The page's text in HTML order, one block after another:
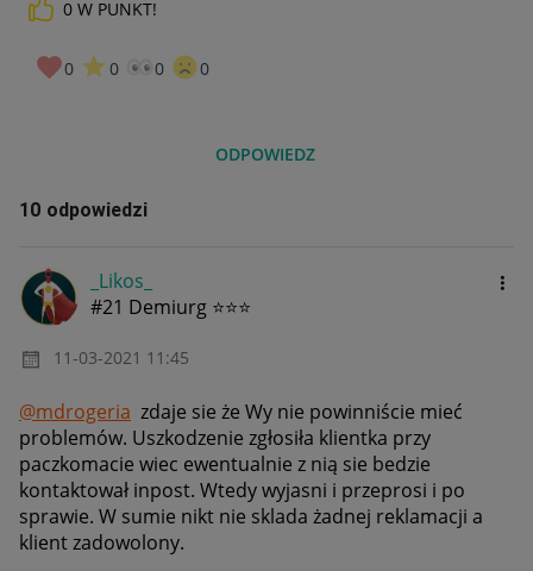
0 W PUNKT!
0 0 0 0
ODPOWIEDZ
10 odpowiedzi
_Likos_
#21 Demiurg ⭐⭐⭐
‎11-03-2021 11:45
@mdrogeria zdaje sie że Wy nie powinniście mieć
problemów. Uszkodzenie zgłosiła klientka przy
paczkomacie wiec ewentualnie z nią sie bedzie
kontaktował inpost. Wtedy wyjasni i przeprosi i po
sprawie. W sumie nikt nie sklada żadnej reklamacji a
klient zadowolony.